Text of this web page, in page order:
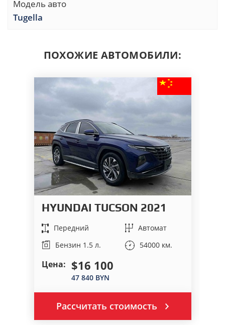
Модель авто
Tugella
ПОХОЖИЕ АВТОМОБИЛИ:
HYUNDAI TUCSON 2021
Передний
Автомат
Бензин 1.5 л.
54000 км.
Цена: $16 100
47 840 BYN
Рассчитать стоимость